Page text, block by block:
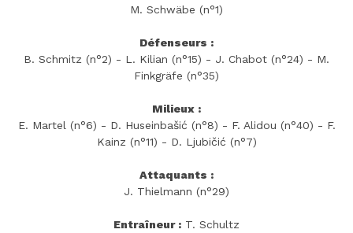
M. Schwäbe (n°1)
Défenseurs :
B. Schmitz (n°2) - L. Kilian (n°15) - J. Chabot (n°24) - M.
Finkgräfe (n°35)
Milieux :
E. Martel (n°6) - D. Huseinbašić (n°8) - F. Alidou (n°40) - F.
Kainz (n°11) - D. Ljubičić (n°7)
Attaquants :
J. Thielmann (n°29)
Entraîneur : T. Schultz